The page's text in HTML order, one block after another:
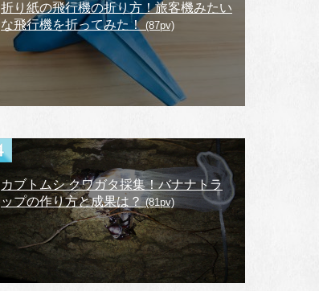
折り紙の飛行機の折り方！旅客機みたい
な飛行機を折ってみた！ (87pv)
カブトムシ クワガタ採集！バナナトラ
ップの作り方と成果は？ (81pv)